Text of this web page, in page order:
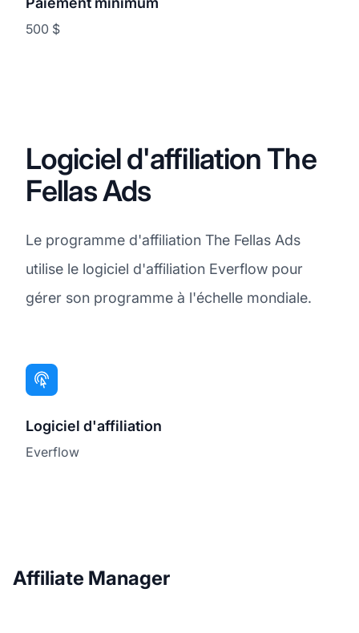
500 $
Logiciel d'affiliation The
Fellas Ads
Le programme d'affiliation The Fellas Ads
utilise le logiciel d'affiliation Everflow pour
gérer son programme à l'échelle mondiale.
Logiciel d'affiliation
Everflow
Affiliate Manager